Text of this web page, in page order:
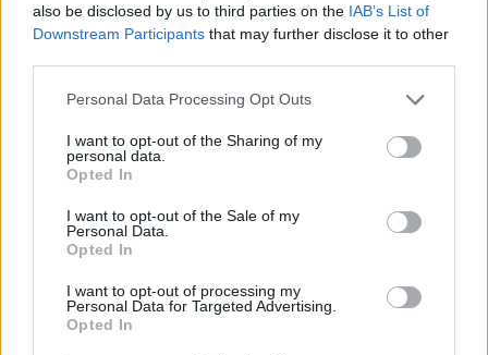
also be disclosed by us to third parties on the IAB’s List of
Downstream Participants that may further disclose it to other
Please note that this website/app uses one or more Google
not limited to your visit or usage behaviour. You may click to
grant or deny consent to Google and its third-party tags to
use your data for below specified purposes in below Google
consent section.
Personal Data Processing Opt Outs
I want to opt-out of the Sharing of my
personal data.
Opted In
I want to opt-out of the Sale of my
Personal Data.
Opted In
I want to opt-out of processing my
Personal Data for Targeted Advertising.
Opted In
Continua a leggere
NERD NEWS